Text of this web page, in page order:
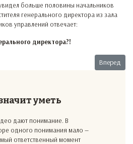
больше половины начальников
генерального директора из зала
управлений отвечает:
директора?!
Вперед
уметь
дают понимание. В
одного понимания мало —
ответственный момент